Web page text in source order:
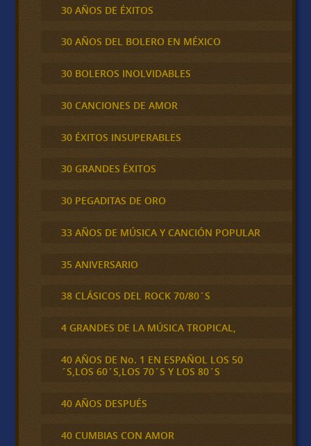
30 AÑOS DE ÉXITOS
30 AÑOS DEL BOLERO EN MÉXICO
30 BOLEROS INOLVIDABLES
30 CANCIONES DE AMOR
30 ÉXITOS INSUPERABLES
30 GRANDES ÉXITOS
30 PEGADITAS DE ORO
33 AÑOS DE MÚSICA Y CANCIÓN POPULAR
35 ANIVERSARIO
38 CLÁSICOS DEL ROCK 70/80´S
4 GRANDES DE LA MÚSICA TROPICAL,
40 AÑOS DE No. 1 EN ESPAÑOL LOS 50
´S,LOS 60´S,LOS 70´S Y LOS 80´S
40 AÑOS DESPUÉS
40 CUMBIAS CON AMOR